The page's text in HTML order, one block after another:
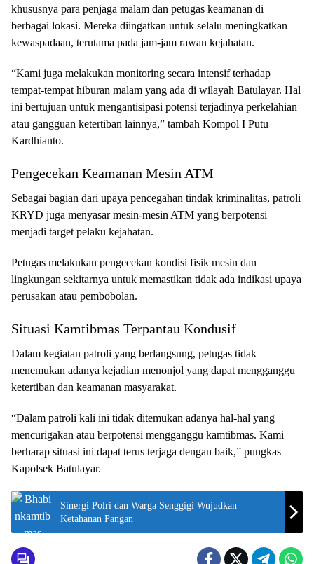
khususnya para penjaga malam dan petugas keamanan di
berbagai lokasi. Mereka diingatkan untuk selalu meningkatkan
kewaspadaan, terutama pada jam-jam rawan kejahatan.
“Kami juga melakukan monitoring secara intensif terhadap
tempat-tempat hiburan malam yang ada di wilayah Batulayar. Hal
ini bertujuan untuk mengantisipasi potensi terjadinya perkelahian
atau gangguan ketertiban lainnya,” tambah Kompol I Putu
Kardhianto.
Pengecekan Keamanan Mesin ATM
Sebagai bagian dari upaya pencegahan tindak kriminalitas, patroli
KRYD juga menyasar mesin-mesin ATM yang berpotensi
menjadi target pelaku kejahatan.
Petugas melakukan pengecekan kondisi fisik mesin dan
lingkungan sekitarnya untuk memastikan tidak ada indikasi upaya
perusakan atau pembobolan.
Situasi Kamtibmas Terpantau Kondusif
Dalam kegiatan patroli yang berlangsung, petugas tidak
menemukan adanya kejadian menonjol yang dapat mengganggu
ketertiban dan keamanan masyarakat.
“Dalam patroli kali ini tidak ditemukan adanya hal-hal yang
mencurigakan atau berpotensi mengganggu kamtibmas. Kami
berharap situasi ini dapat terus terjaga dengan baik,” pungkas
Kapolsek Batulayar.
Sinergi Polri dan Warga Senggigi Wujudkan
Ketahanan Pangan